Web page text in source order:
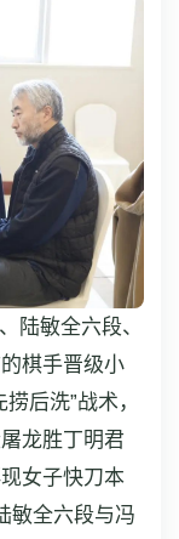
陆敏全六段、
棋手晋级小
后洗”战术，
龙胜丁明君
女子快刀本
敏全六段与冯